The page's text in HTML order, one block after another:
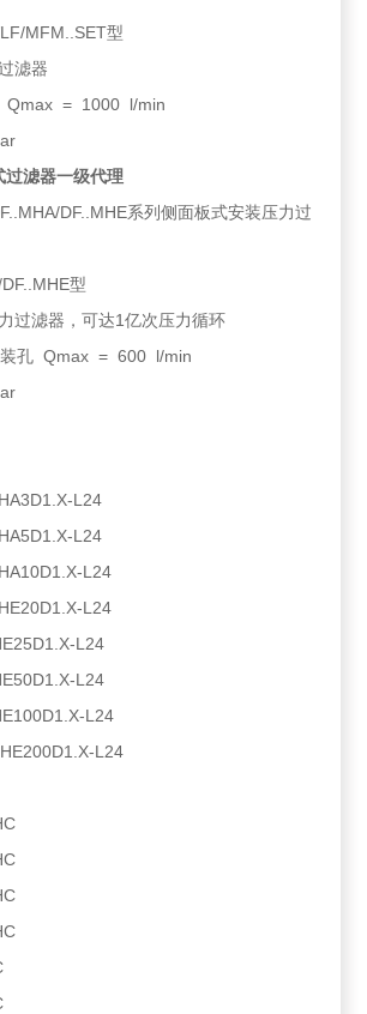
MFM..SET型
滤器
Qmax = 1000 l/min
过滤器一级代理
DF..MHE系列侧面板式安装压力过
型
过滤器，可达1亿次压力循环
装孔 Qmax = 600 l/min
L24
L24
L24
L24
L24
L24
L24
L24